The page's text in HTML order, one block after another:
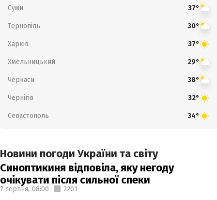
Суми 37°
Тернопіль 30°
Харків 37°
Хмельницький 29°
Черкаси 38°
Чернігів 32°
Севастополь 34°
Новини погоди України та світу
Синоптикиня відповіла, яку негоду
очікувати після сильної спеки
7 серпня, 08:00 2201